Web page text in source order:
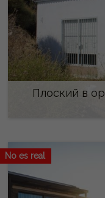
Плоский в
No es real